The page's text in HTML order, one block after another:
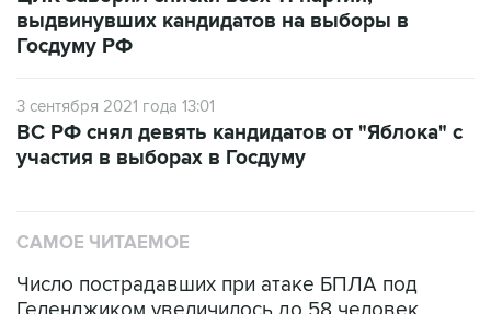
3 сентября 2021 года 13:01
участия в выборах в Госдуму
Число пострадавших при атаке БПЛА под